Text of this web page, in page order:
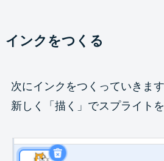
インクをつくる
次にインクをつくっていきます
新しく「描く」でスプライトを